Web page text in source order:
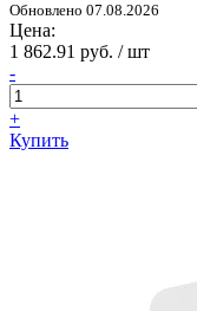
Обновлено 07.08.2026
Цена:
1 862.91 руб. / шт
-
+
Купить